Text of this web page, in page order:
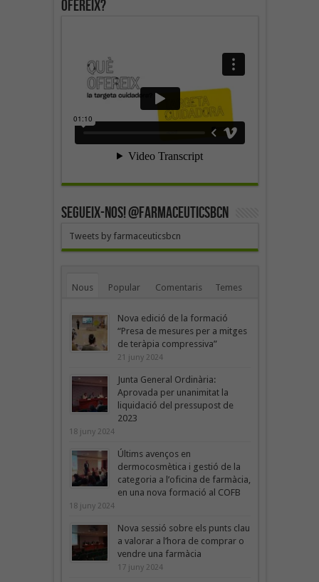
ofereix?
SEGUEIX-NOS! @farmaceuticsbcn
Tweets by farmaceuticsbcn
Nous Popular Comentaris Temes
Nova edició de la formació
“Presa de mesures per a mitges
de teràpia compressiva”
21 juny 2024
Junta General Ordinària:
Aprovada per unanimitat la
liquidació del pressupost de
2023
18 juny 2024
Últims avenços en
dermocosmètica i gestió de la
categoria a l’oficina de farmàcia,
en una nova formació al COFB
18 juny 2024
Nova sessió sobre els punts clau
a valorar a l’hora de comprar o
vendre una farmàcia
17 juny 2024